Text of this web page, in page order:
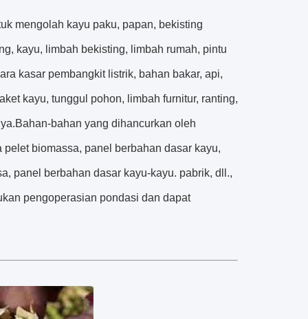
mengolah kayu paku, papan, bekisting
kayu, limbah bekisting, limbah rumah, pintu
kasar pembangkit listrik, bahan bakar, api,
kayu, tunggul pohon, limbah furnitur, ranting,
bahan yang dihancurkan oleh
biomassa, panel berbahan dasar kayu,
panel berbahan dasar kayu-kayu. pabrik, dll.,
pengoperasian pondasi dan dapat